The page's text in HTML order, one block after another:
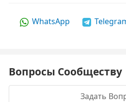
WhatsApp
Вопросы Сообществу
Задать